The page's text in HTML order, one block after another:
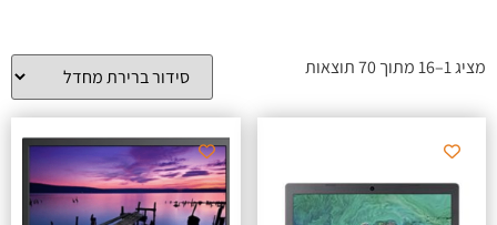
מציג 1–16 מתוך 70 תוצאות